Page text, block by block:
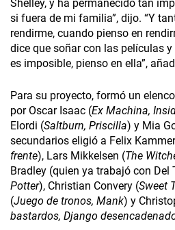
Shelley, y ha permanecido tan
si fuera de mi familia”, dijo. “Y
rendirme, cuando pienso en
dice que soñar con las películas
es imposible, pienso en ella”,
Para su proyecto, formó un
por Oscar Isaac (Ex Machina,
Elordi (Saltburn, Priscilla) y Mia
secundarios eligió a Felix
frente), Lars Mikkelsen (The
Bradley (quien ya trabajó con Del
Potter), Christian Convery (Sweet
(Juego de tronos, Mank) y
bastardos, Django